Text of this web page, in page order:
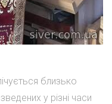
близько
у різні часи